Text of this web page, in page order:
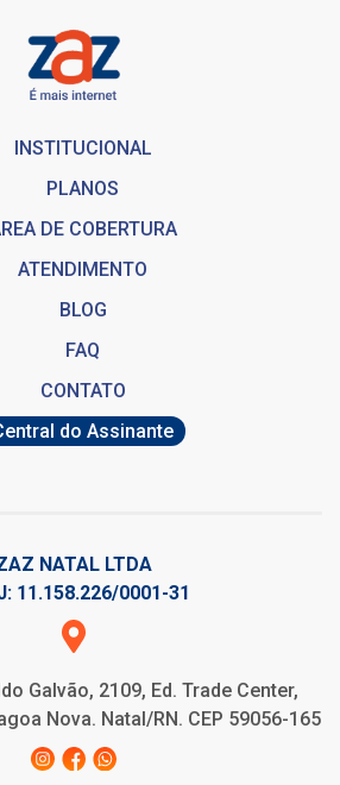
INSTITUCIONAL
PLANOS
DE COBERTURA
ATENDIMENTO
BLOG
FAQ
CONTATO
do Assinante
NATAL LTDA
11.158.226/0001-31
Galvão, 2109, Ed. Trade Center,
Nova. Natal/RN. CEP 59056-165